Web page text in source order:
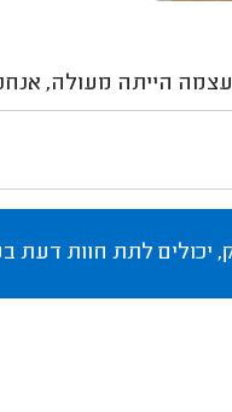
הייתה מעולה,
יכולים לתת חוות דעת